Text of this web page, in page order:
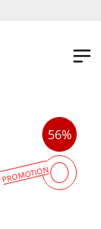
56%
PROMOTION